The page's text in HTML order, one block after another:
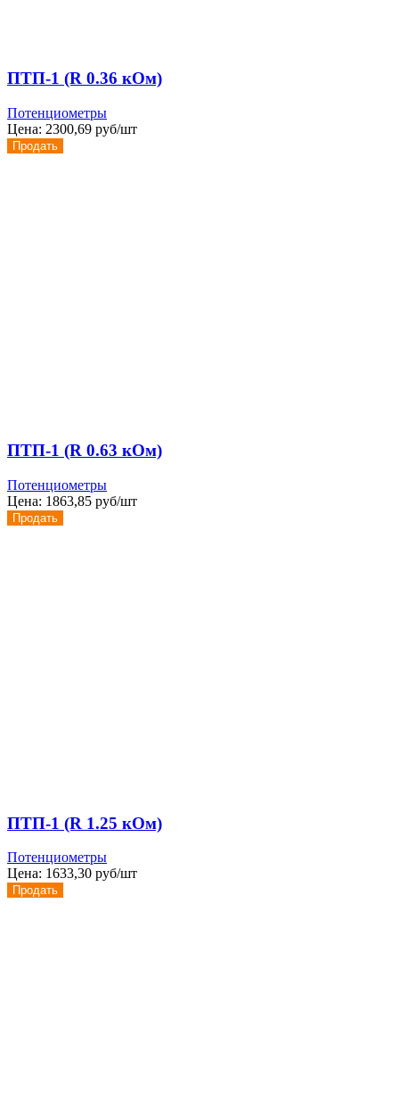
ПТП-1 (R 0.36 кОм)
Потенциометры
Цена: 2300,69 руб/шт
Продать
ПТП-1 (R 0.63 кОм)
Потенциометры
Цена: 1863,85 руб/шт
Продать
ПТП-1 (R 1.25 кОм)
Потенциометры
Цена: 1633,30 руб/шт
Продать